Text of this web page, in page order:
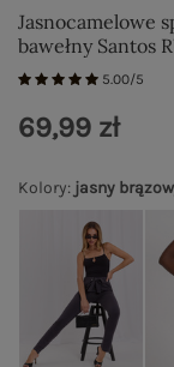
Jasnocamelowe
bawełny Santos
5.00/5
Kolory: jasny
69,99 zł